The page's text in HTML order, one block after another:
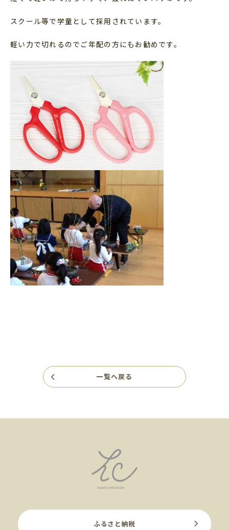
スクール等で学童として採用されています。
軽い力で切れるのでご年配の方にもお勧めです。
一覧へ戻る
ふるさと納税